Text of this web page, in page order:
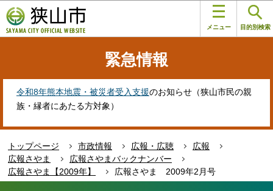
の
ペ
す
メニュー 目的別検索
緊急情報
令和8年熊本地震・被災者受入支援のお知らせ（狭山市民の親
族・縁者にあたる方対象）
トップページ 市政情報 広報・広聴
広報
広報さやま
広報さやまバックナンバー
広報さやま【2009年】
広報さやま 2009年2月号